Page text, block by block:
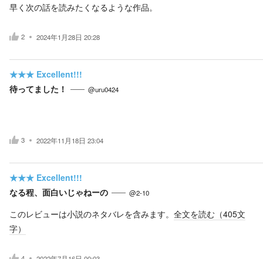
早く次の話を読みたくなるような作品。
2 2024年1月28日 20:28
★★★ Excellent!!!
待ってました！
@uru0424
3 2022年11月18日 23:04
★★★ Excellent!!!
なる程、面白いじゃねーの
@2-10
このレビューは小説のネタバレを含みます。 全文を読む（405文
字）